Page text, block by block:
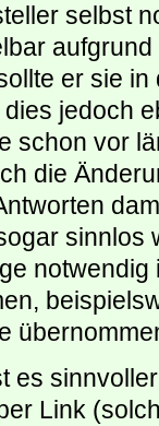
selbst
er sie
jedoch
schon vor
die
sinnlos
es
Link